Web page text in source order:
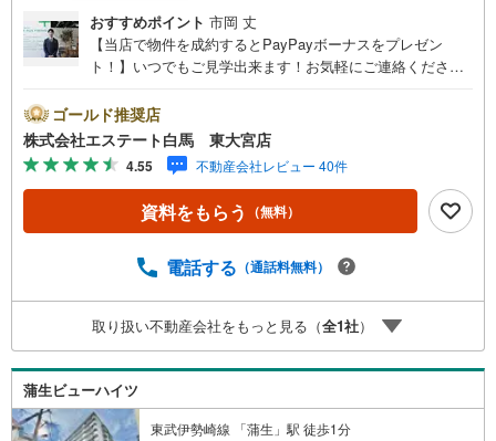
おすすめポイント 市岡 丈
【当店で物件を成約するとPayPayボーナスをプレゼン
ト！】いつでもご見学出来ます！お気軽にご連絡くださ
来店しやすい店舗です。お気軽にお立ち寄り下さい。～人
気のリモート見学・リモート相談サービス～・小さいお子
様や家事で外出できない、天気が悪く外出したくない時・L
INEやZOOMなど無料のアプリですぐにご利用いただけま
す・リモート見学はスタッフがご興味ある物件の現地から
映像をお届けします・写真では伝わりにくい「空気感」や
しっかり確認できます・リモート相談は第三者による住宅
トナーに変わって予め確認も・別々の場所から家族みんな
で参加もできます・お気軽にご相談下さい～営業時間～9:3
0～18:30こちらのお時間でしたらお電話でのお問合せがス
ムーズですお気軽にお問合せください
ゴールド推奨店
株式会社エステート白馬 東大宮店
4.55 不動産会社レビュー 40件
資料をもらう （無料）
電話する （通話料無料）
取り扱い不動産会社をもっと見る（全1社）
蒲生ビューハイツ
東武伊勢崎線 「蒲生」駅 徒歩1分